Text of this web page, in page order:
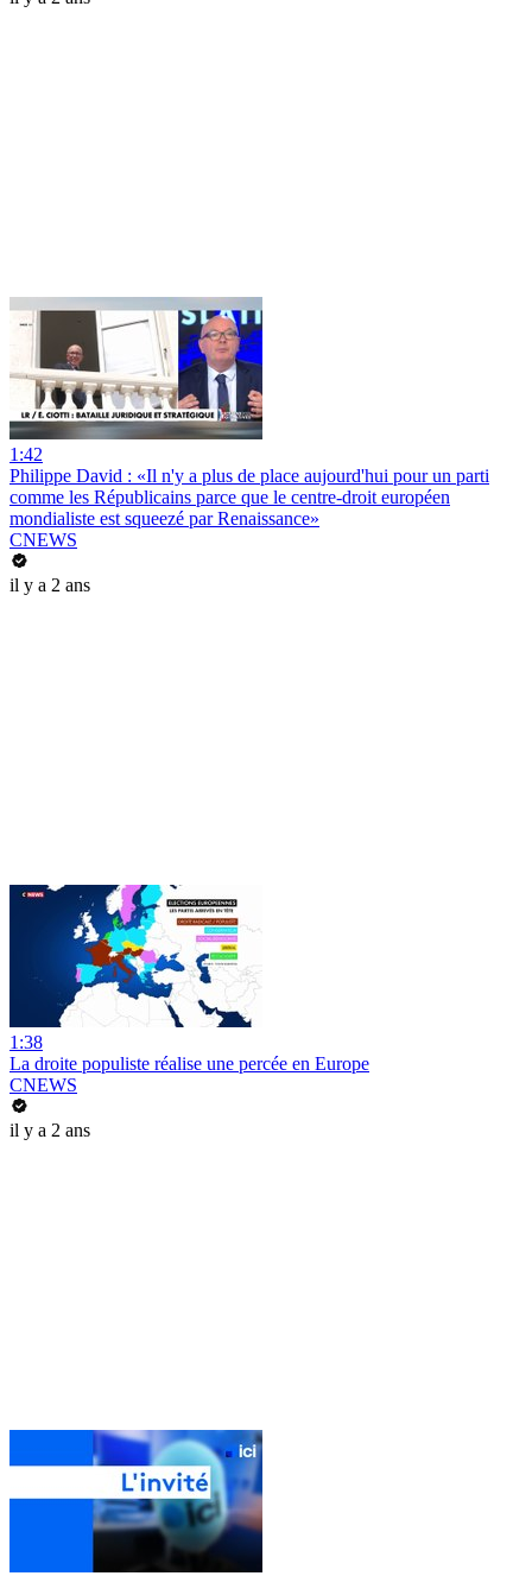
1:42
Philippe David : «Il n'y a plus de place aujourd'hui pour un parti
comme les Républicains parce que le centre-droit européen
mondialiste est squeezé par Renaissance»
CNEWS
il y a 2 ans
1:38
La droite populiste réalise une percée en Europe
CNEWS
il y a 2 ans